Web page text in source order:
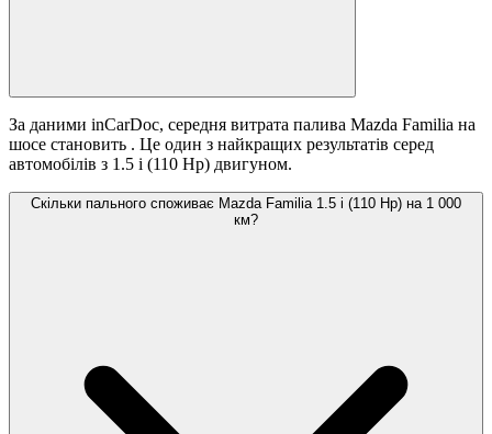
За даними inCarDoc, середня витрата палива Mazda Familia на
шосе становить . Це один з найкращих результатів серед
автомобілів з 1.5 i (110 Hp) двигуном.
Скільки пального споживає Mazda Familia 1.5 i (110 Hp) на 1 000
км?